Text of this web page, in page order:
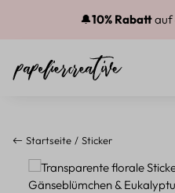
Zum Hauptinhalt springen
🔔10% Rabattauf
Startseite Sticker
Bildergalerie überspringen